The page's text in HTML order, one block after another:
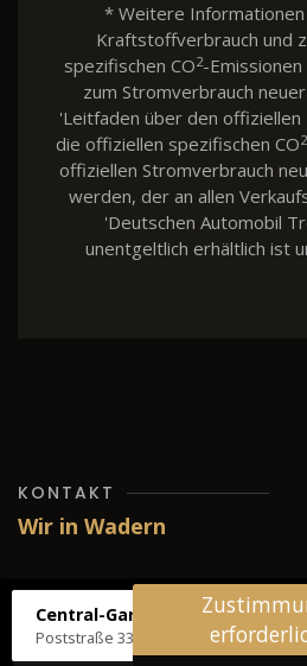
* Weitere
Kraftstoffverbrauch und
spezifischen CO2-
zum Stromverbrauch
'Leitfaden über den
die offiziellen spezifischen CO2
offiziellen Stromverbrauch
werden, der an allen
'Deutschen Automobil
unentgeltlich erhältlich ist
KONTAKT
Wir in Wadern
Central-Garage H. Wilhelm
Poststraße 33, 66687 Wadern